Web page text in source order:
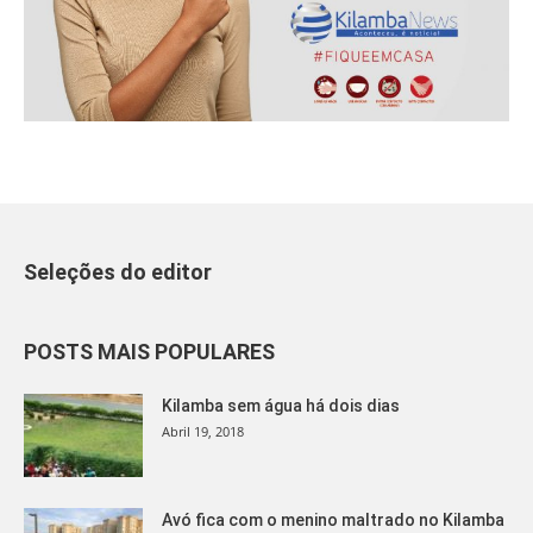
Seleções do editor
POSTS MAIS POPULARES
Kilamba sem água há dois dias
Abril 19, 2018
Avó fica com o menino maltrado no Kilamba